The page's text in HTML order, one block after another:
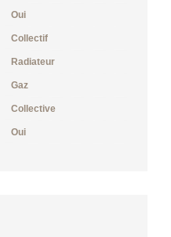
Oui
Collectif
Radiateur
Gaz
Collective
Oui